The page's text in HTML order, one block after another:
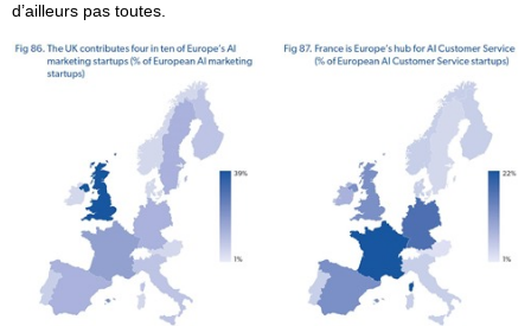
d’ailleurs pas toutes.